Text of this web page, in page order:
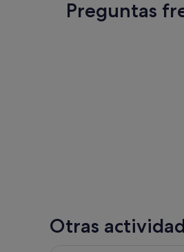
Preguntas
Otras